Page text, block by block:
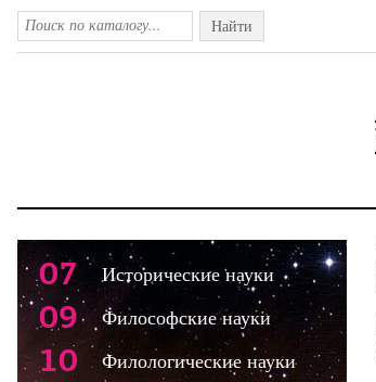
Найти
07 Исторические науки
09 Философские науки
10 Филологические науки